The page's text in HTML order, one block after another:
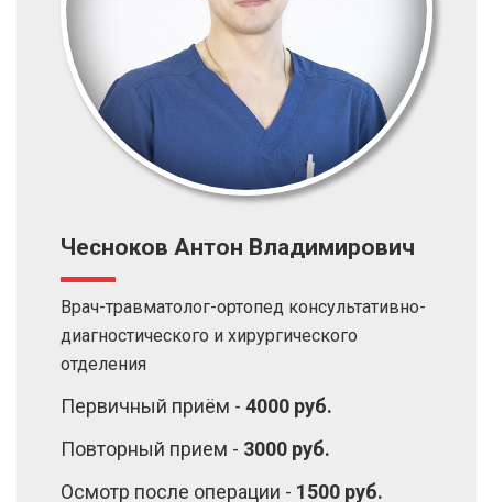
Чесноков Антон Владимирович
Врач-травматолог-ортопед консультативно-
диагностического и хирургического
отделения
Первичный приём - 4000 руб.
Повторный прием - 3000 руб.
Осмотр после операции - 1500 руб.